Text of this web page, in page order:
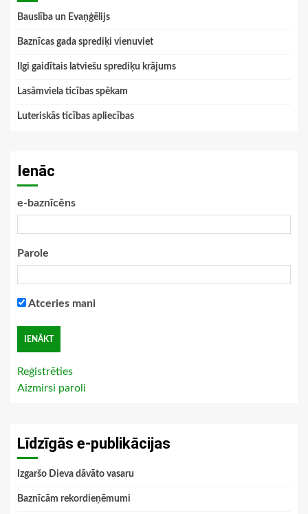
Bauslība un Evaņģēlijs
Baznīcas gada sprediķi vienuviet
Ilgi gaidītais latviešu sprediķu krājums
Lasāmviela ticības spēkam
Luteriskās ticības apliecības
Ienāc
e-baznīcēns
Parole
Atceries mani
Reģistrēties
Aizmirsi paroli
Līdzīgās e-publikācijas
Izgaršo Dieva dāvāto vasaru
Baznīcām rekordieņēmumi